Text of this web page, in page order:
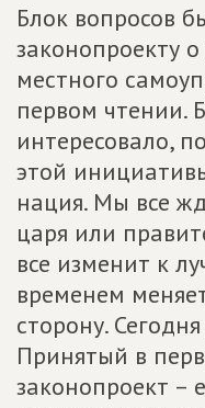
Блок вопросов
законопроекту
местного
первом чтении.
интересовало,
этой
нация. Мы все
царя или
все изменит к
временем
сторону.
Принятый в
законопроект –